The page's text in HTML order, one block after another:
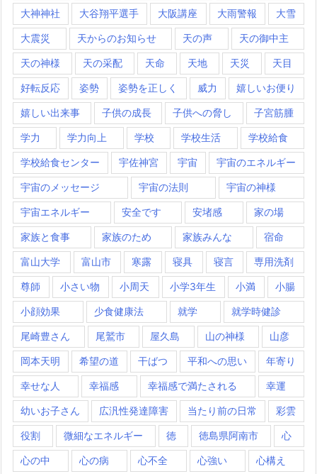
大神神社 大谷翔平選手 大阪講座 大雨警報 大雪
大震災 天からのお知らせ 天の声 天の御中主
天の神様 天の采配 天命 天地 天災 天目
好転反応 姿勢 姿勢を正しく 威力 嬉しいお便り
嬉しい出来事 子供の成長 子供への脅し 子宮筋腫
学力 学力向上 学校 学校生活 学校給食
学校給食センター 宇佐神宮 宇宙 宇宙のエネルギー
宇宙のメッセージ 宇宙の法則 宇宙の神様
宇宙エネルギー 安全です 安堵感 家の場
家族と食事 家族のため 家族みんな 宿命
富山大学 富山市 寒露 寝具 寝言 専用洗剤
尊師 小さい物 小周天 小学3年生 小満 小腸
小顔効果 少食健康法 就学 就学時健診
尾崎豊さん 尾鷲市 屋久島 山の神様 山彦
岡本天明 希望の道 干ばつ 平和への思い 年寄り
幸せな人 幸福感 幸福感で満たされる 幸運
幼いお子さん 広汎性発達障害 当たり前の日常 彩雲
役割 微細なエネルギー 徳 徳島県阿南市 心
心の中 心の病 心不全 心強い 心構え